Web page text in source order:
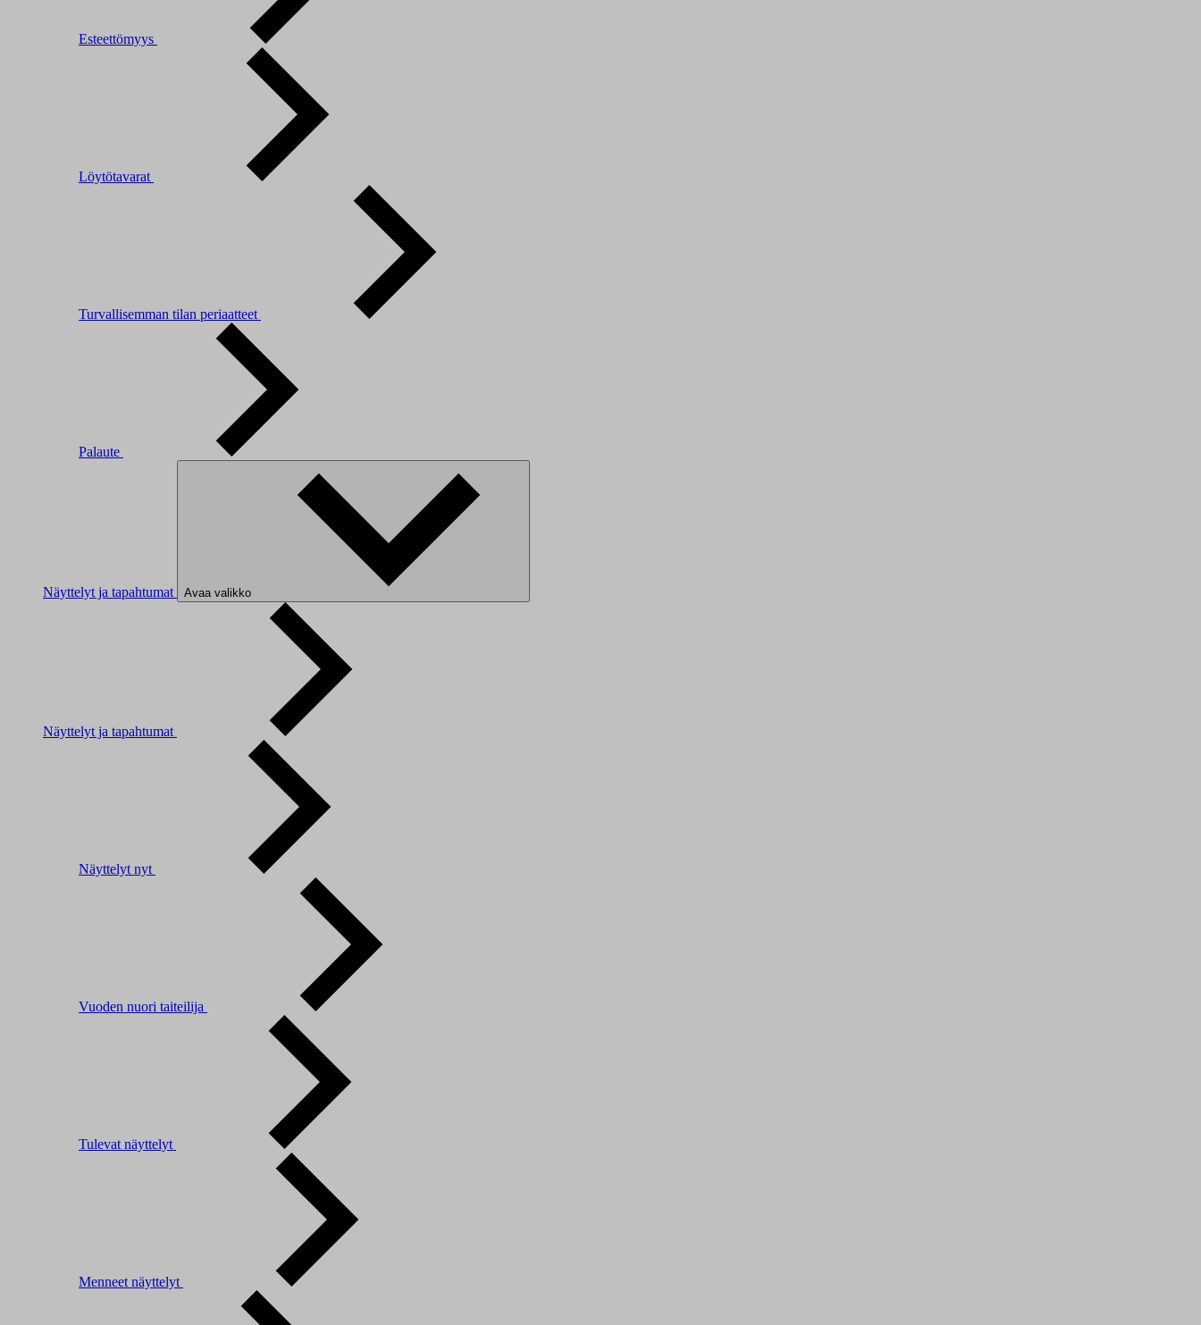
Esteettömyys
Löytötavarat
Turvallisemman tilan periaatteet
Palaute
Näyttelyt ja tapahtumat Avaa valikko
Näyttelyt ja tapahtumat
Näyttelyt nyt
Vuoden nuori taiteilija
Tulevat näyttelyt
Menneet näyttelyt